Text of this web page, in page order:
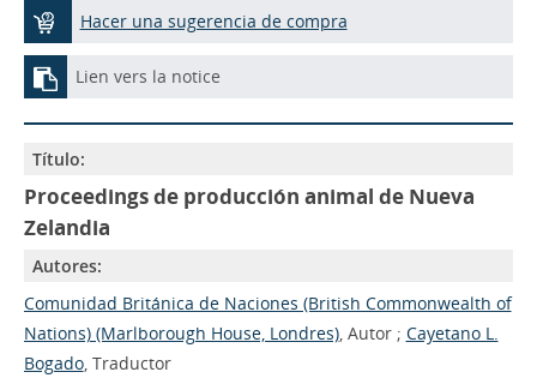
Hacer una sugerencia de compra
Lien vers la notice
Título:
Proceedings de producción animal de Nueva
Zelandia
Autores:
Comunidad Británica de Naciones (British Commonwealth of
Nations) (Marlborough House, Londres), Autor ; Cayetano L.
Bogado, Traductor